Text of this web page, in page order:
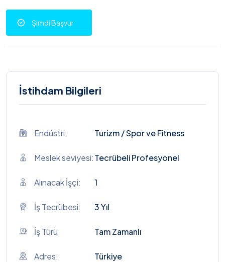
Şimdi Başvur
İstihdam Bilgileri
Endüstri: Turizm/Spor ve Fitness
Meslek seviyesi:Tecrübeli Profesyonel
Alınacak İşçi: 1
İş Tecrübesi: 3 Yıl
İş Türü Tam Zamanlı
Adres: Türkiye